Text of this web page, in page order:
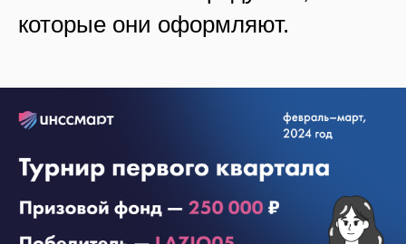
которые они оформляют.